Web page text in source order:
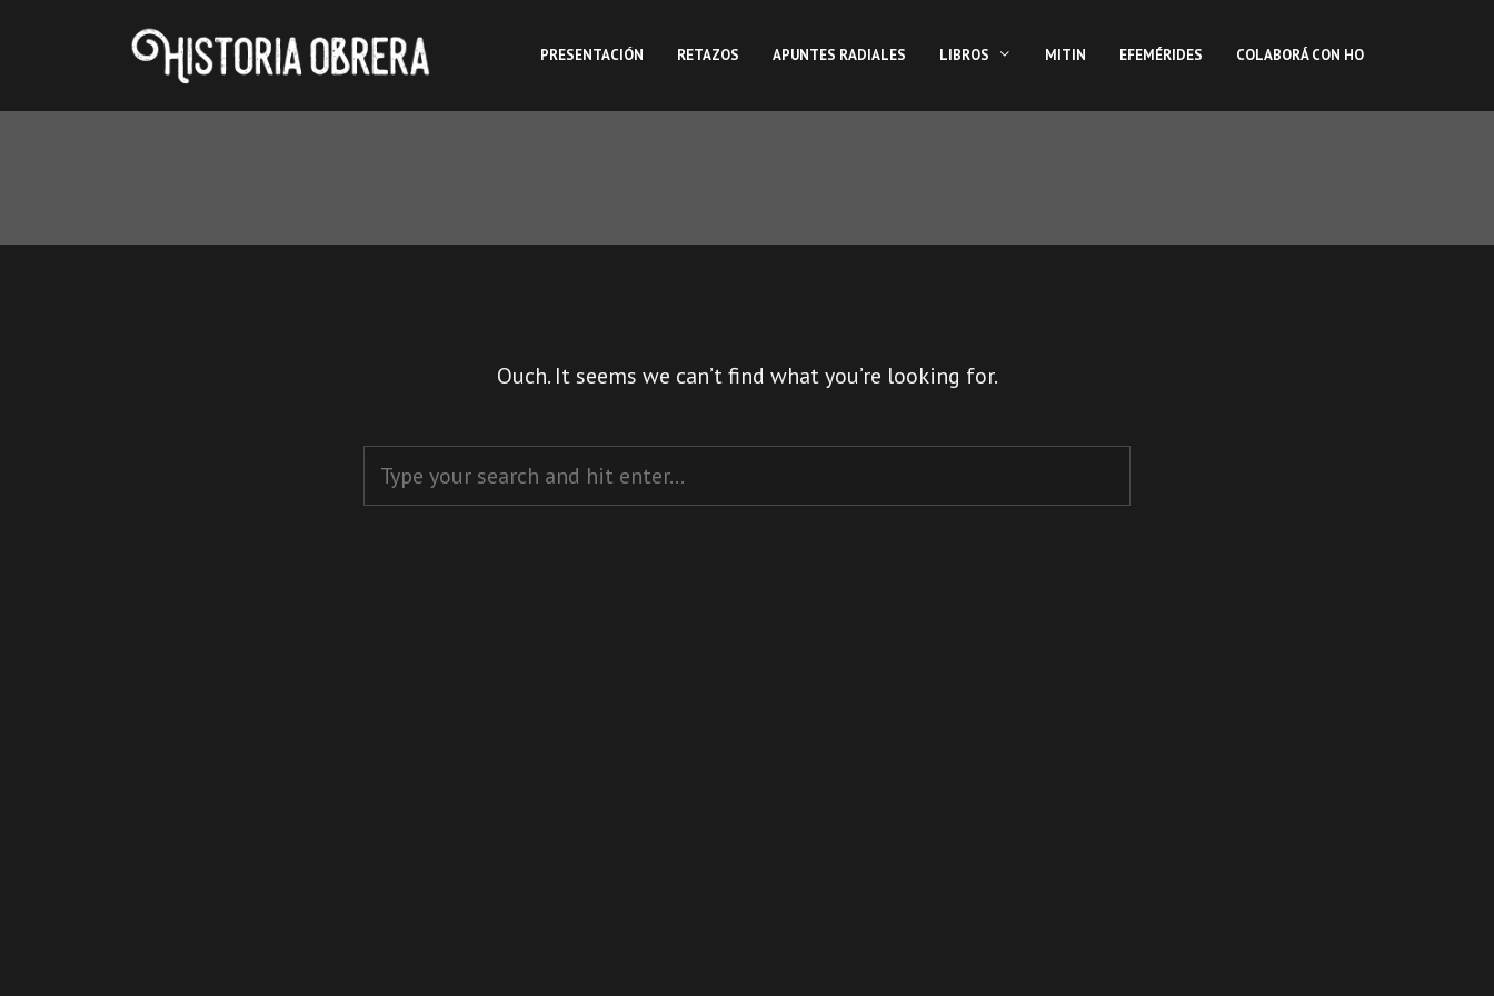
PRESENTACIÓN RETAZOS APUNTES RADIALES LIBROS MITIN EFEMÉRIDES COLABORÁ CON HO
Ouch. It seems we can’t find what you’re looking for.